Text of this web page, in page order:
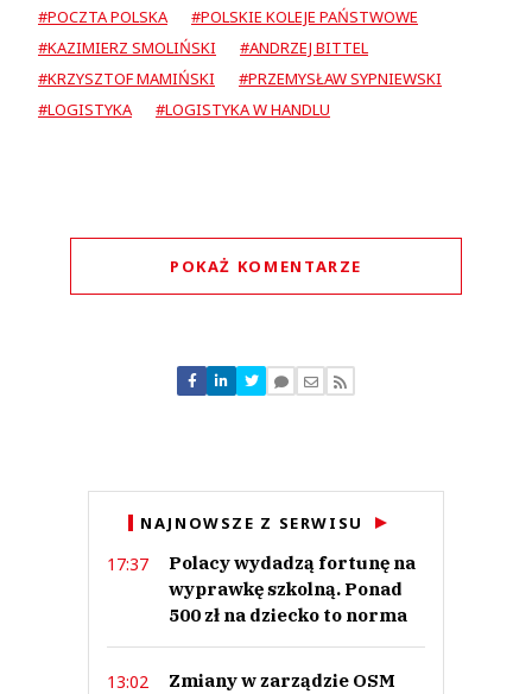
#POCZTA POLSKA
#POLSKIE KOLEJE PAŃSTWOWE
#KAZIMIERZ SMOLIŃSKI
#ANDRZEJ BITTEL
#KRZYSZTOF MAMIŃSKI
#PRZEMYSŁAW SYPNIEWSKI
#LOGISTYKA
#LOGISTYKA W HANDLU
POKAŻ KOMENTARZE
Nie znaleziono komentarzy
Zostaw swoje komentarze
NAJNOWSZE Z SERWISU
17:37
Polacy wydadzą fortunę na
wyprawkę szkolną. Ponad
500 zł na dziecko to norma
13:02
Zmiany w zarządzie OSM